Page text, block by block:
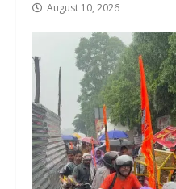
August 10, 2026